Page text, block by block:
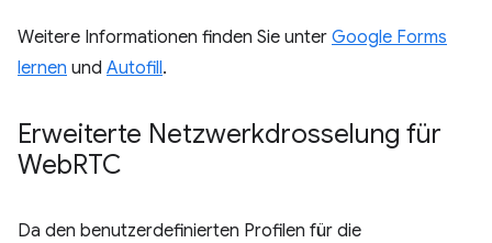
Weitere Informationen finden Sie unter Google Forms
lernen und Autofill.
Erweiterte Netzwerkdrosselung für
WebRTC
Da den benutzerdefinierten Profilen für die